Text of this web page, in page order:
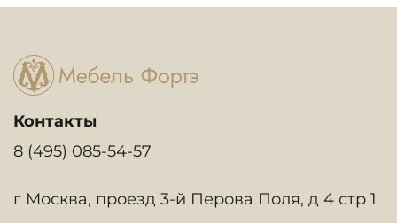
Контакты
8 (495) 085-54-57
г Москва, проезд 3-й Перова Поля, д 4 стр 1